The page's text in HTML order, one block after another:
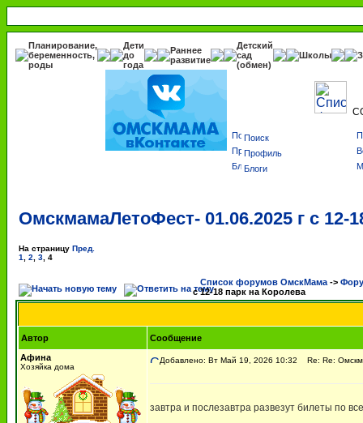
Планирование,
беременность,
роды
Дети
до
года
Раннее
развитие
Детский
сад
(обмен)
Школы
Поиск
Профиль
Блоги
ОмскмамаЛетоФест- 01.06.2025 г с 12-
На страницу Пред.
1
2 3 4
Список форумов ОмскМама ->
с 12-18 парк на Королева
Автор
Сообщение
Афина
Хозяйка дома
Добавлено: Вт Май 19, 2026 10:32 Re: Re:
завтра и послезавтра развезут билеты по